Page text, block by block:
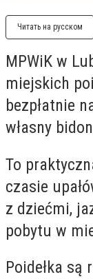
Читать на русском
MPWiK w
miejskich
bezpłatnie
własny
To
czasie
z dziećmi,
pobytu w
Poidełka są